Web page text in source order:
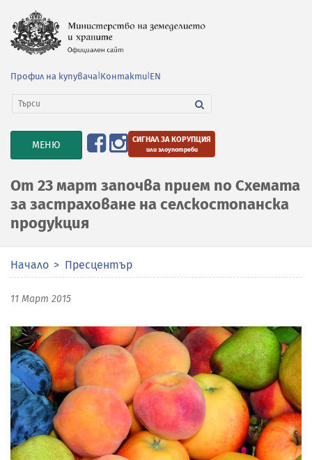
Профил на купувача Контакти EN
TOGGLE
NAVIGATION
МЕНЮ СИГНАЛ ЗА КОРУПЦИЯ
или злоупотреби
От 23 март започва прием по Схемата
за застраховане на селскостопанска
продукция
Начало Пресцентър
11 Март 2015